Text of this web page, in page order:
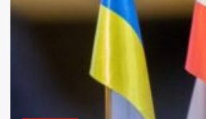
шантажем
отримував
підлеглого